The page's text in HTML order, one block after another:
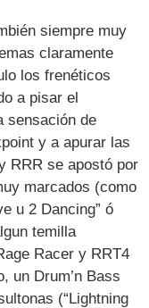
siempre muy
claramente
los frenéticos
a pisar el
sensación de
y a apurar las
RRR se apostó por
marcados (como
u 2 Dancing” ó
temilla
Racer y RRT4
un Drum’n Bass
(“Lightning